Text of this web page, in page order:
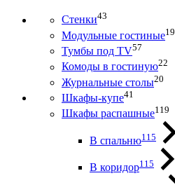
Стенки43
Модульные гостиные19
Тумбы под ТV57
Комоды в гостиную22
Журнальные столы20
Шкафы-купе41
Шкафы распашные119
В спальню115
В коридор115